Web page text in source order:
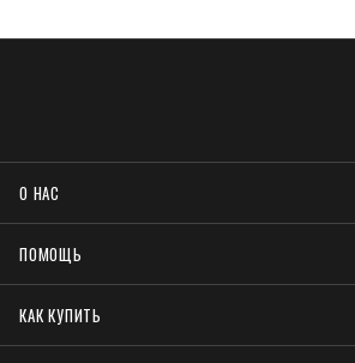
О НАС
ПОМОЩЬ
КАК КУПИТЬ